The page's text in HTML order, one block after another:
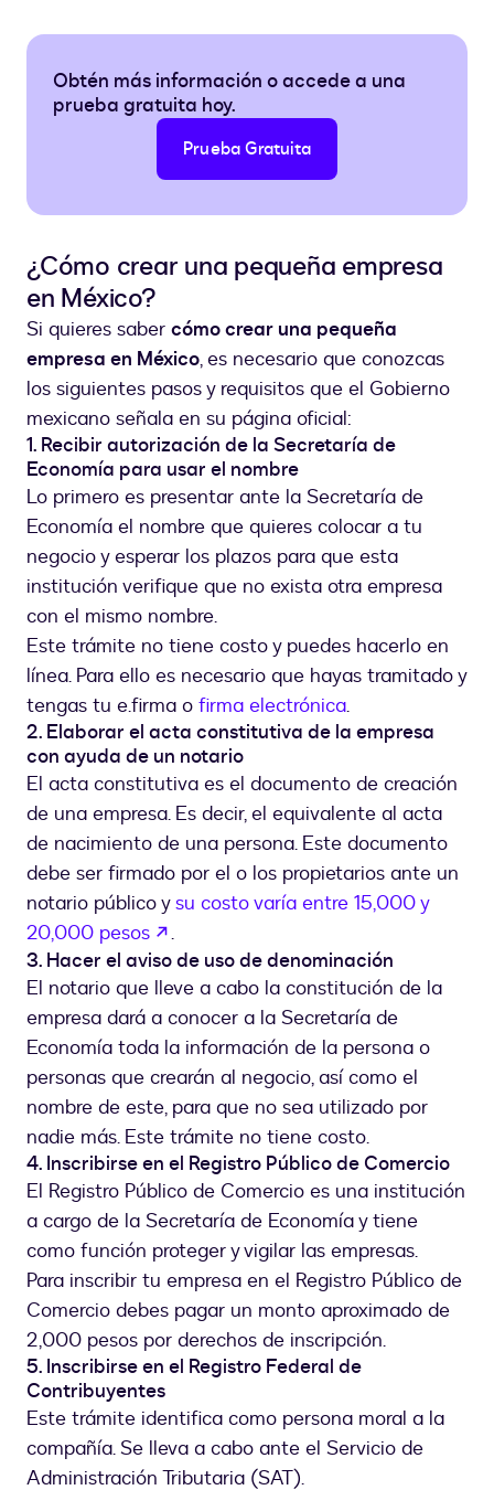
Obtén más información o accede a una
prueba gratuita hoy.
Prueba Gratuita
¿Cómo crear una pequeña empresa
en México?
Si quieres saber cómo crear una pequeña
empresa en México, es necesario que conozcas
los siguientes pasos y requisitos que el Gobierno
mexicano señala en su página oficial:
1. Recibir autorización de la Secretaría de
Economía para usar el nombre
Lo primero es presentar ante la Secretaría de
Economía el nombre que quieres colocar a tu
negocio y esperar los plazos para que esta
institución verifique que no exista otra empresa
con el mismo nombre.
Este trámite no tiene costo y puedes hacerlo en
línea. Para ello es necesario que hayas tramitado y
tengas tu e.firma o firma electrónica.
2. Elaborar el acta constitutiva de la empresa
con ayuda de un notario
El acta constitutiva es el documento de creación
de una empresa. Es decir, el equivalente al acta
de nacimiento de una persona. Este documento
debe ser firmado por el o los propietarios ante un
notario público ysu costo varía entre 15,000 y
20,000 pesos
abre em uma nova guia
.
3. Hacer el aviso de uso de denominación
El notario que lleve a cabo la constitución de la
empresa dará a conocer a la Secretaría de
Economía toda la información de la persona o
personas que crearán al negocio, así como el
nombre de este, para que no sea utilizado por
nadie más. Este trámite no tiene costo.
4. Inscribirse en el Registro Público de Comercio
El Registro Público de Comercio es una institución
a cargo de la Secretaría de Economía y tiene
como función proteger y vigilar las empresas.
Para inscribir tu empresa en el Registro Público de
Comercio debes pagar un monto aproximado de
2,000 pesos por derechos de inscripción.
5. Inscribirse en el Registro Federal de
Contribuyentes
Este trámite identifica como persona moral a la
compañía. Se lleva a cabo ante el Servicio de
Administración Tributaria (SAT).